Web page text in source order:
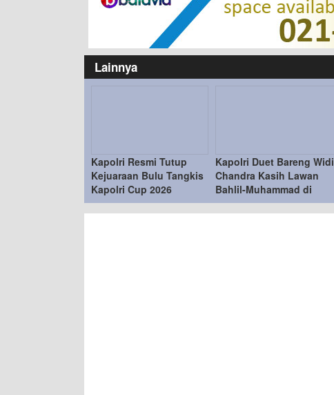
Lainnya
Kapolri Resmi Tutup
Kejuaraan Bulu Tangkis
Kapolri Cup 2026
Kapolri Duet Bareng Widi
Chandra Kasih Lawan
Bahlil-Muhammad di
Penutupan Kapolri Cup
2026